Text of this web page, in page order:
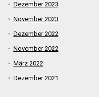
Dezember 2023
November 2023
Dezember 2022
November 2022
März 2022
Dezember 2021